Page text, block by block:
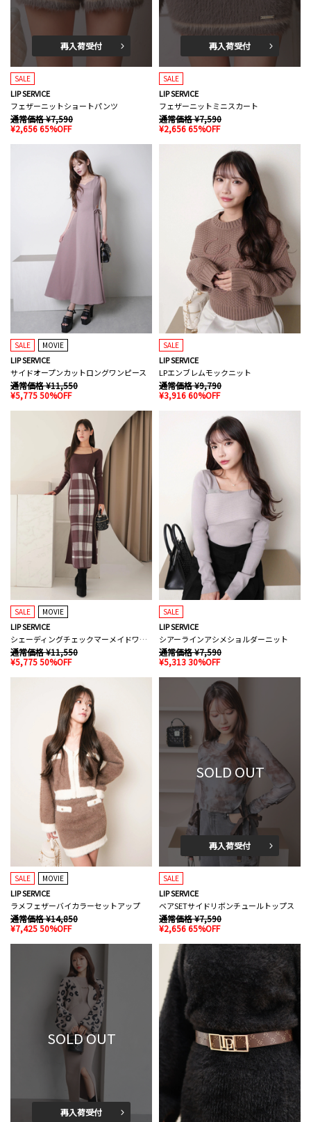
再入荷受付
SALE
LIP SERVICE
フェザーニットショートパンツ
通常価格 ¥7,590
¥2,656 65%OFF
再入荷受付
SALE
LIP SERVICE
フェザーニットミニスカート
通常価格 ¥7,590
¥2,656 65%OFF
SALE MOVIE
LIP SERVICE
サイドオープンカットロングワンピース
通常価格 ¥11,550
¥5,775 50%OFF
SALE
LIP SERVICE
LPエンブレムモックニット
通常価格 ¥9,790
¥3,916 60%OFF
SALE MOVIE
LIP SERVICE
シェーディングチェックマーメイドワンピース
通常価格 ¥11,550
¥5,775 50%OFF
SALE
LIP SERVICE
シアーラインアシメショルダーニット
通常価格 ¥7,590
¥5,313 30%OFF
SALE MOVIE
LIP SERVICE
ラメフェザーバイカラーセットアップ
通常価格 ¥14,850
¥7,425 50%OFF
SOLD OUT
再入荷受付
SALE
LIP SERVICE
ベアSETサイドリボンチュールトップス
通常価格 ¥7,590
¥2,656 65%OFF
SOLD OUT
再入荷受付